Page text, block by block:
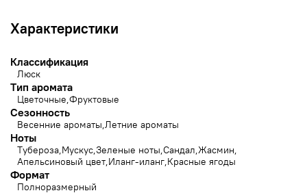
Характеристики
Классификация
Люск
Тип аромата
Цветочные Фруктовые
Сезонность
Весенние ароматы Летние ароматы
Ноты
Тубероза Мускус Зеленые ноты Сандал Жасмин
Апельсиновый цвет Иланг-иланг Красные ягоды
Формат
Полноразмерный